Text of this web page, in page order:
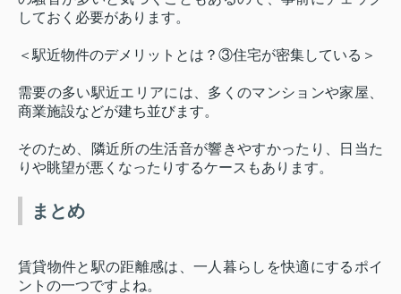
しておく必要があります。
＜駅近物件のデメリットとは？③住宅が密集している＞
需要の多い駅近エリアには、多くのマンションや家屋、
商業施設などが建ち並びます。
そのため、隣近所の生活音が響きやすかったり、日当た
りや眺望が悪くなったりするケースもあります。
まとめ
賃貸物件と駅の距離感は、一人暮らしを快適にするポイ
ントの一つですよね。